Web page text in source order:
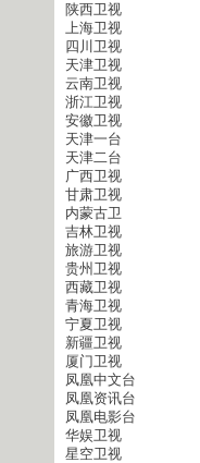
陕西卫视
上海卫视
四川卫视
天津卫视
云南卫视
浙江卫视
安徽卫视
天津一台
天津二台
广西卫视
甘肃卫视
内蒙古卫
吉林卫视
旅游卫视
贵州卫视
西藏卫视
青海卫视
宁夏卫视
新疆卫视
厦门卫视
凤凰中文台
凤凰资讯台
凤凰电影台
华娱卫视
星空卫视